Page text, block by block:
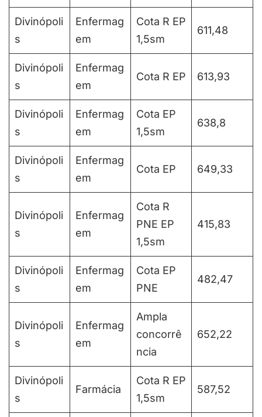
Divinópoli
s
Enfermag
em
Cota R EP
1,5sm
611,48
Divinópoli
s
Enfermag
em
Cota R EP 613,93
Divinópoli
s
Enfermag
em
Cota EP
1,5sm
638,8
Divinópoli
s
Enfermag
em
Cota EP 649,33
Divinópoli
s
Enfermag
em
Cota R
PNE EP
1,5sm
415,83
Divinópoli
s
Enfermag
em
Cota EP
PNE
482,47
Divinópoli
s
Enfermag
em
Ampla
concorrê
ncia
652,22
Divinópoli
s
Farmácia
Cota R EP
1,5sm
587,52